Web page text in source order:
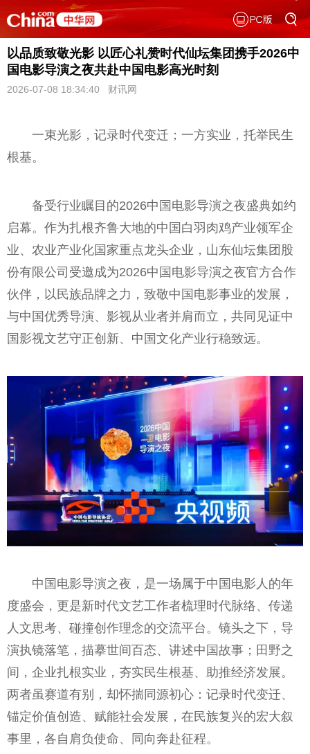
以品质致敬光影 以匠心礼赞时代仙坛集团携手2026中
国电影导演之夜共赴中国电影高光时刻
2026-07-08 18:34:40 财讯网
一束光影，记录时代变迁；一方实业，托举民生
根基。
备受行业瞩目的2026中国电影导演之夜盛典如约
启幕。作为扎根齐鲁大地的中国白羽肉鸡产业领军企
业、农业产业化国家重点龙头企业，山东仙坛集团股
份有限公司受邀成为2026中国电影导演之夜官方合作
伙伴，以民族品牌之力，致敬中国电影事业的发展，
与中国优秀导演、影视从业者并肩而立，共同见证中
国影视文艺守正创新、中国文化产业行稳致远。
中国电影导演之夜，是一场属于中国电影人的年
度盛会，更是新时代文艺工作者梳理时代脉络、传递
人文思考、碰撞创作理念的交流平台。镜头之下，导
演执镜落笔，描摹世间百态、讲述中国故事；田野之
间，企业扎根实业，夯实民生根基、助推经济发展。
两者虽赛道有别，却怀揣同源初心：记录时代变迁、
锚定价值创造、赋能社会发展，在民族复兴的宏大叙
事里，各自肩负使命、同向奔赴征程。